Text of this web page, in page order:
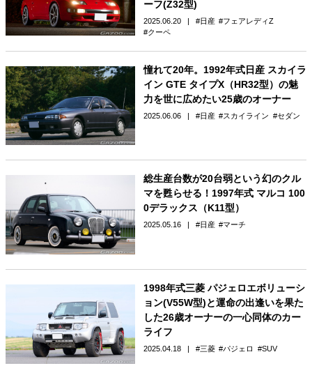
ーフ(Z32型)
2025.06.20 日産
フェアレディZ
クーペ
憧れて20年。1992年式日産 スカイラ
イン GTE タイプX（HR32型）の魅
力を世に広めたい25歳のオーナー
2025.06.06 日産 スカイライン セダン
総生産台数が20台弱という幻のクル
マを甦らせる！1997年式 マルコ 100
0デラックス（K11型）
2025.05.16 日産 マーチ
1998年式三菱 パジェロエボリューシ
ョン(V55W型)と運命の出逢いを果た
した26歳オーナーの一心同体のカー
ライフ
2025.04.18 三菱 パジェロ SUV